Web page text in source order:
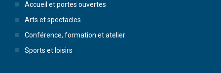
Accueil et portes ouvertes
Arts et spectacles
Conférence, formation et atelier
Sports et loisirs